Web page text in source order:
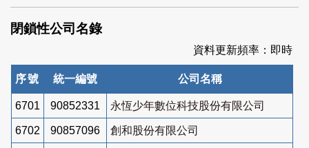
索
閉鎖性公司名錄
資料更新頻率：即時
序號 統一編號 公司名稱
6701 90852331 永恆少年數位科技股份有限公司
6702 90857096 創和股份有限公司